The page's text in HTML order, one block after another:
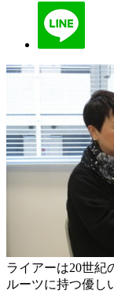
ライアーは20世紀
ルーツに持つ優し